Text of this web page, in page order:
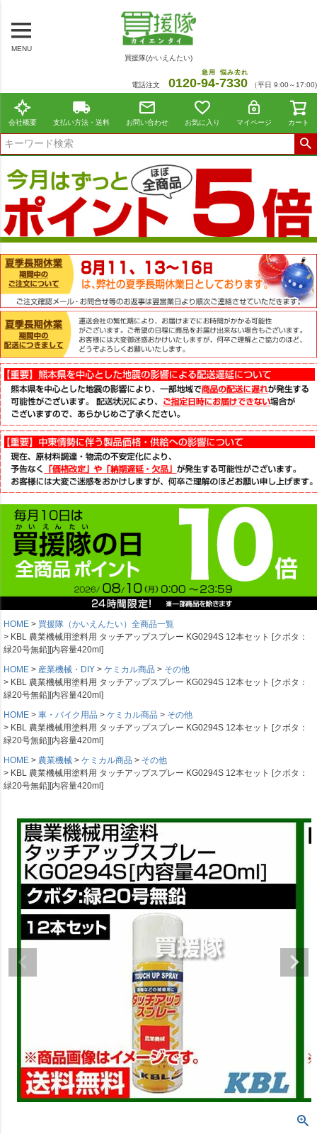
MENU
買援隊(かいえんたい)
電話注文 0120-94
急用
-7330
悩み去れ
（平日 9:00～17:00)
会社概要 支払い方法・送料 お問い合わせ お気に入り マイページ カート
HOME
買援隊（かいえんたい）全商品一覧
KBL 農業機械用塗料用 タッチアップスプレー KG0294S 12本セット [クボタ：
緑20号無鉛][内容量420ml]
HOME
産業機械・DIY ケミカル商品
その他
KBL 農業機械用塗料用 タッチアップスプレー KG0294S 12本セット [クボタ：
緑20号無鉛][内容量420ml]
HOME
車・バイク用品 ケミカル商品
その他
KBL 農業機械用塗料用 タッチアップスプレー KG0294S 12本セット [クボタ：
緑20号無鉛][内容量420ml]
HOME
農業機械 ケミカル商品
その他
KBL 農業機械用塗料用 タッチアップスプレー KG0294S 12本セット [クボタ：
緑20号無鉛][内容量420ml]